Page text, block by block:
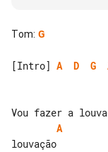
Tom: G
[Intro] A D G
A